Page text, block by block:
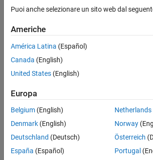
Puoi anche selezionare un sito web dal
Americhe
América Latina (Español)
Canada (English)
United States (English)
Europa
Belgium (English)
Denmark (English)
Deutschland (Deutsch)
España (Español)
Netherlands
Norway
Österreich
Portugal
Centro di fiducia
Informativa sulla
Antipirateria
Stato dell'applicazione
© 1994-2026 The MathWorks, Inc.